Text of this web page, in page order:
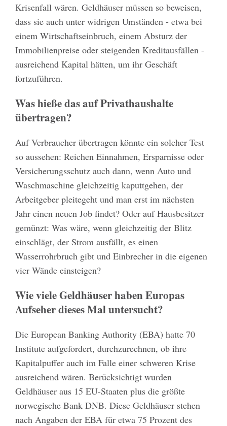
Krisenfall wären. Geldhäuser müssen so beweisen,
dass sie auch unter widrigen Umständen - etwa bei
einem Wirtschaftseinbruch, einem Absturz der
Immobilienpreise oder steigenden Kreditausfällen -
ausreichend Kapital hätten, um ihr Geschäft
fortzuführen.
Was hieße das auf Privathaushalte
übertragen?
Auf Verbraucher übertragen könnte ein solcher Test
so aussehen: Reichen Einnahmen, Ersparnisse oder
Versicherungsschutz auch dann, wenn Auto und
Waschmaschine gleichzeitig kaputtgehen, der
Arbeitgeber pleitegeht und man erst im nächsten
Jahr einen neuen Job findet? Oder auf Hausbesitzer
gemünzt: Was wäre, wenn gleichzeitig der Blitz
einschlägt, der Strom ausfällt, es einen
Wasserrohrbruch gibt und Einbrecher in die eigenen
vier Wände einsteigen?
Wie viele Geldhäuser haben Europas
Aufseher dieses Mal untersucht?
Die European Banking Authority (EBA) hatte 70
Institute aufgefordert, durchzurechnen, ob ihre
Kapitalpuffer auch im Falle einer schweren Krise
ausreichend wären. Berücksichtigt wurden
Geldhäuser aus 15 EU-Staaten plus die größte
norwegische Bank DNB. Diese Geldhäuser stehen
nach Angaben der EBA für etwa 75 Prozent des